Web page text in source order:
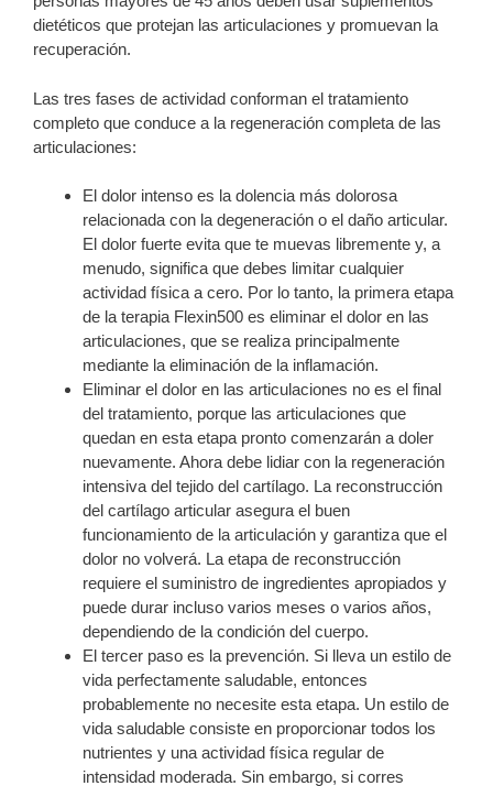
dietéticos que protejan las articulaciones y promuevan la
recuperación.
Las tres fases de actividad conforman el tratamiento
completo que conduce a la regeneración completa de las
articulaciones:
El dolor intenso es la dolencia más dolorosa
relacionada con la degeneración o el daño articular.
El dolor fuerte evita que te muevas libremente y, a
menudo, significa que debes limitar cualquier
actividad física a cero. Por lo tanto, la primera etapa
de la terapia Flexin500 es eliminar el dolor en las
articulaciones, que se realiza principalmente
mediante la eliminación de la inflamación.
Eliminar el dolor en las articulaciones no es el final
del tratamiento, porque las articulaciones que
quedan en esta etapa pronto comenzarán a doler
nuevamente. Ahora debe lidiar con la regeneración
intensiva del tejido del cartílago. La reconstrucción
del cartílago articular asegura el buen
funcionamiento de la articulación y garantiza que el
dolor no volverá. La etapa de reconstrucción
requiere el suministro de ingredientes apropiados y
puede durar incluso varios meses o varios años,
dependiendo de la condición del cuerpo.
El tercer paso es la prevención. Si lleva un estilo de
vida perfectamente saludable, entonces
probablemente no necesite esta etapa. Un estilo de
vida saludable consiste en proporcionar todos los
nutrientes y una actividad física regular de
intensidad moderada. Sin embargo, si corres